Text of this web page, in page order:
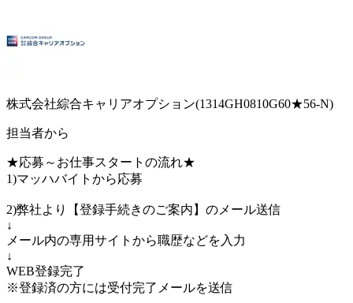
株式会社綜合キャリアオプション(1314GH0810G60★56-N)
担当者から
★応募～お仕事スタートの流れ★
1)マッハバイトから応募
2)弊社より【登録手続きのご案内】のメール送信
↓
メール内の専用サイトから職歴などを入力
↓
WEB登録完了
※登録済の方には受付完了メールを送信